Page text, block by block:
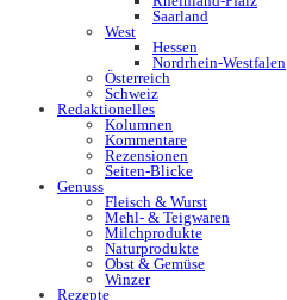
Saarland
West
Hessen
Nordrhein-Westfalen
Österreich
Schweiz
Redaktionelles
Kolumnen
Kommentare
Rezensionen
Seiten-Blicke
Genuss
Fleisch & Wurst
Mehl- & Teigwaren
Milchprodukte
Naturprodukte
Obst & Gemüse
Winzer
Rezepte